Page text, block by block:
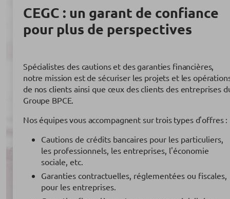
CEGC : un garant de confiance
pour plus de perspectives
Spécialistes des cautions et des garanties financières,
notre mission est de sécuriser les projets et les
de nos clients ainsi que ceux des clients des entreprises
Groupe BPCE.
Nos équipes vous accompagnent sur trois types d'offres :
Cautions de crédits bancaires pour les particuliers,
les professionnels, les entreprises, l'économie
sociale, etc.
Garanties contractuelles, réglementées ou fiscales,
pour les entreprises.